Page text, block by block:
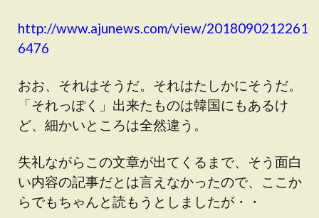
http://www.ajunews.com/view/2018090212261
6476
おお、それはそうだ。それはたしかにそうだ。
「それっぽく」出来たものは韓国にもあるけ
ど、細かいところは全然違う。
失礼ながらこの文章が出てくるまで、そう面白
い内容の記事だとは言えなかったので、ここか
らでもちゃんと読もうとしましたが・・